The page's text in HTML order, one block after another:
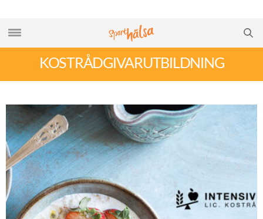
KOSTRÅDGIVARUTBILDNING